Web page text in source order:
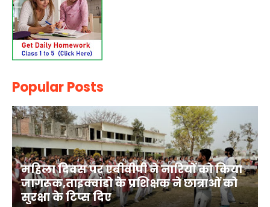
Popular Posts
महिला दिवस पर एबीवीपी ने नारियों को किया
जागरूक,ताइक्वांडो के प्रशिक्षक ने छात्राओं को
सुरक्षा के टिप्स दिए